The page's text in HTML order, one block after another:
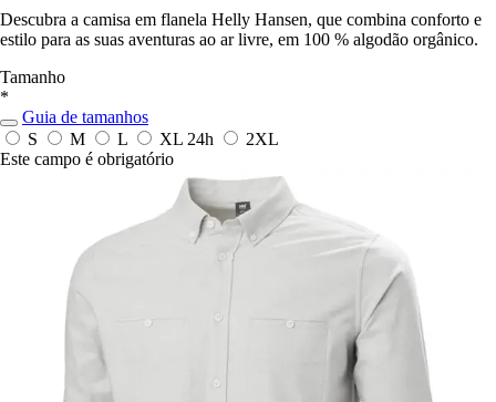
Descubra a camisa em flanela Helly Hansen, que combina conforto e
estilo para as suas aventuras ao ar livre, em 100 % algodão orgânico.
Tamanho
*
Guia de tamanhos
S
M L XL 24h
2XL
Este campo é obrigatório